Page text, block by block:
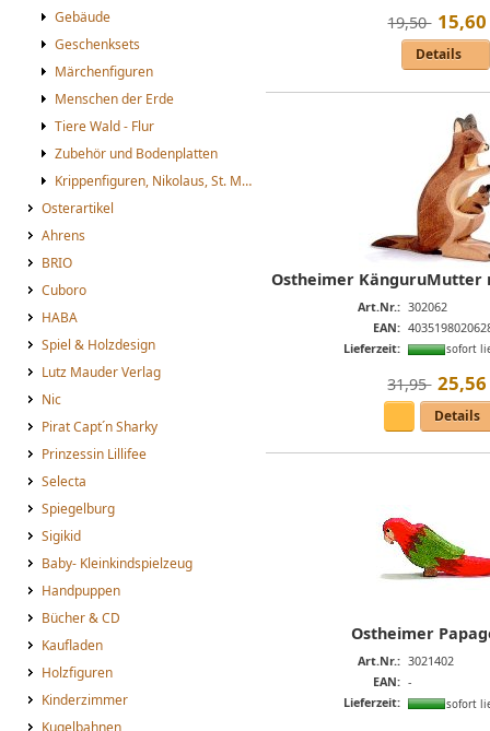
Gebäude
Geschenksets
Märchenfiguren
Menschen der Erde
Tiere Wald - Flur
Zubehör und Bodenplatten
Krippenfiguren, Nikolaus, St. Martin
Osterartikel
Ahrens
BRIO
Cuboro
HABA
Spiel & Holzdesign
Lutz Mauder Verlag
Nic
Pirat Capt´n Sharky
Prinzessin Lillifee
Selecta
Spiegelburg
Sigikid
Baby- Kleinkindspielzeug
Handpuppen
Bücher & CD
Kaufladen
Holzfiguren
Kinderzimmer
Kugelbahnen
19,50  15,60
Details
Ostheimer KänguruMutter
Art.Nr.: 302062
EAN:
Lieferzeit:
sofort
31,95  25,56
Details
Ostheimer
Art.Nr.: 3021402
EAN: -
Lieferzeit:
sofort